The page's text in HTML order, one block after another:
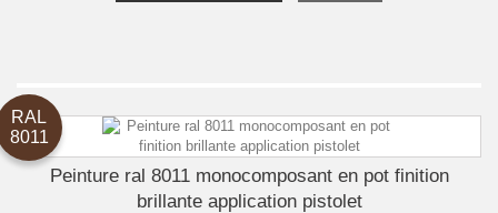
RAL
8011
Peinture ral 8011 monocomposant en pot finition
brillante application pistolet